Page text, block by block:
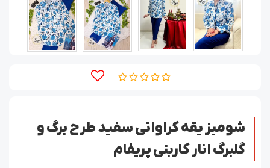
شومیز یقه کراواتی سفید طرح برگ و
گلبرگ انار کاربنی پریفام